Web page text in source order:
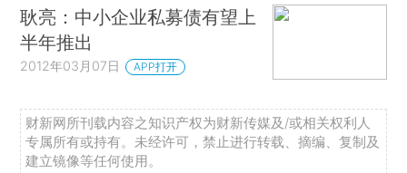
耿亮：中小企业私募债有望上
半年推出
2012年03月07日 APP打开
财新网所刊载内容之知识产权为财新传媒及/或相关权利人
专属所有或持有。未经许可，禁止进行转载、摘编、复制及
建立镜像等任何使用。